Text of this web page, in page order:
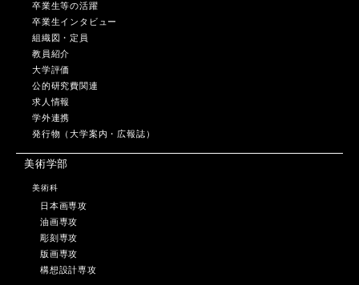
卒業生等の活躍
卒業生インタビュー
組織図・定員
教員紹介
大学評価
公的研究費関連
求人情報
学外連携
発行物（大学案内・広報誌）
美術学部
美術科
日本画専攻
油画専攻
彫刻専攻
版画専攻
構想設計専攻